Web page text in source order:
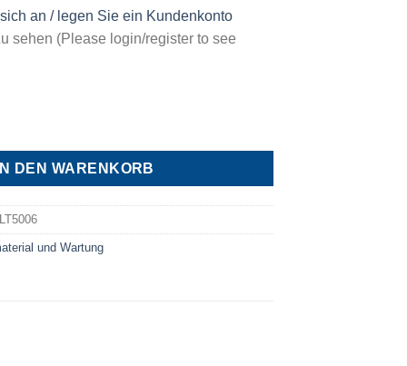
an / legen Sie ein Kundenkonto
sehen (Please login/register to see
DEN WARENKORB
und Wartung